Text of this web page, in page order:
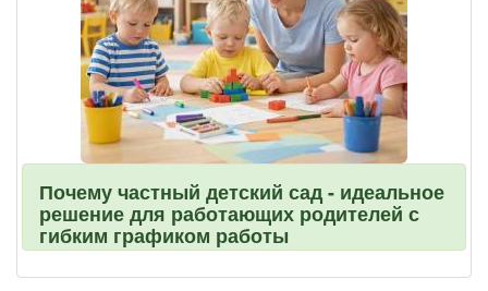
Почему частный детский сад - идеальное
решение для работающих родителей с
гибким графиком работы